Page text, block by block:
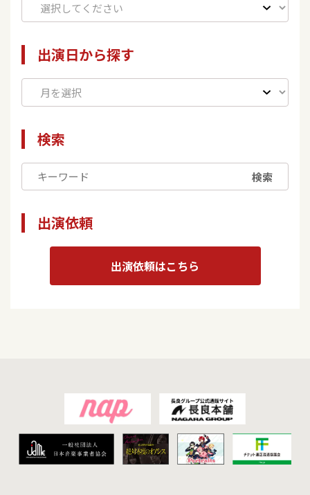
出演日から探す
検索
検索
出演依頼
出演依頼はこちら